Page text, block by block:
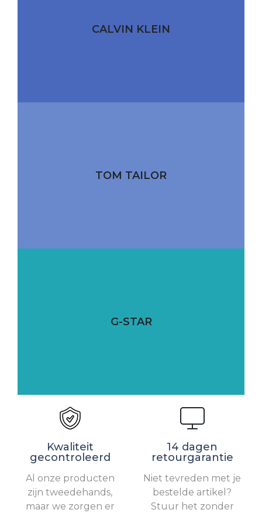
CALVIN KLEIN
TOM TAILOR
G-STAR
Kwaliteit
gecontroleerd
Al onze producten
zijn tweedehands,
maar we zorgen er
14 dagen
retourgarantie
Niet tevreden met je
bestelde artikel?
Stuur het zonder